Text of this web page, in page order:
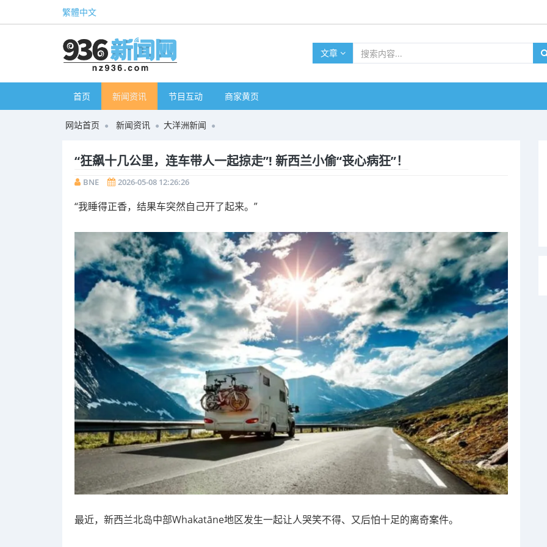
繁體中文
文章
首页 新闻资讯 节目互动 商家黄页
网站首页 新闻资讯 大洋洲新闻
“狂飙十几公里，连车带人一起掠走”! 新西兰小偷“丧心病狂”！
BNE 2026-05-08 12:26:26
“我睡得正香，结果车突然自己开了起来。”
最近，新西兰北岛中部Whakatāne地区发生一起让人哭笑不得、又后怕十足的离奇案件。